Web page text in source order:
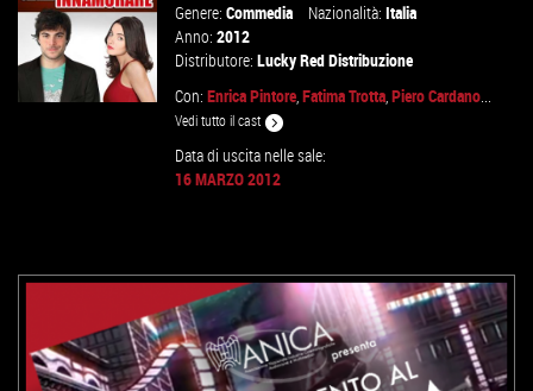
Genere:Commedia Nazionalità:Italia
Anno:2012
Distributore:Lucky Red Distribuzione
Con:Enrica Pintore,Fatima Trotta,Piero Cardano...
Vedi tutto il cast
Data di uscita nelle sale:
16 MARZO 2012